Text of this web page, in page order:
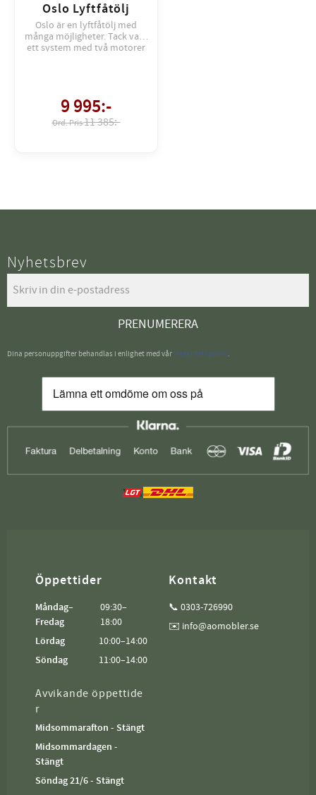
Oslo Lyftfåtölj
Oslo är en lyftfåtölj med
många möjligheter. Tack vare
ett system med två motorer
9 995:-
11 385:-
Nyhetsbrev
PRENUMERERA
Dina personuppgifter behandlas i enlighet med vår integritetspolicy.
Öppettider
Måndag–
Fredag
09:30–
18:00
Lördag
10:00–14:00
Söndag
11:00–14:00
Avvikande öppettide
r
Midsommarafton - Stängt
Midsommardagen -
Stängt
Söndag 21/6 - Stängt
Kontakt
📞 0303-726990
✉️ info@aomobler.se